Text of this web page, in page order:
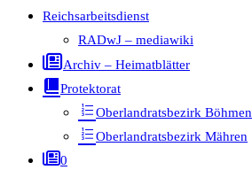
Reichsarbeitsdienst
RADwJ – mediawiki
Archiv – Heimatblätter
Protektorat
Oberlandratsbezirk Böhmen
Oberlandratsbezirk Mähren
0